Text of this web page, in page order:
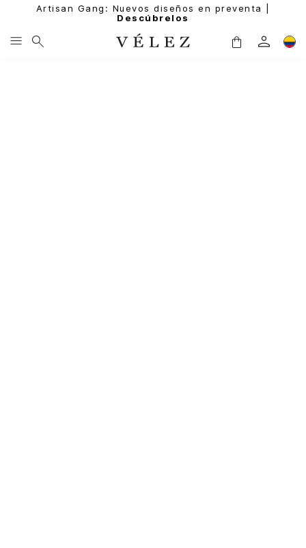
Artisan Gang: Nuevos diseños en preventa |
Descúbrelos